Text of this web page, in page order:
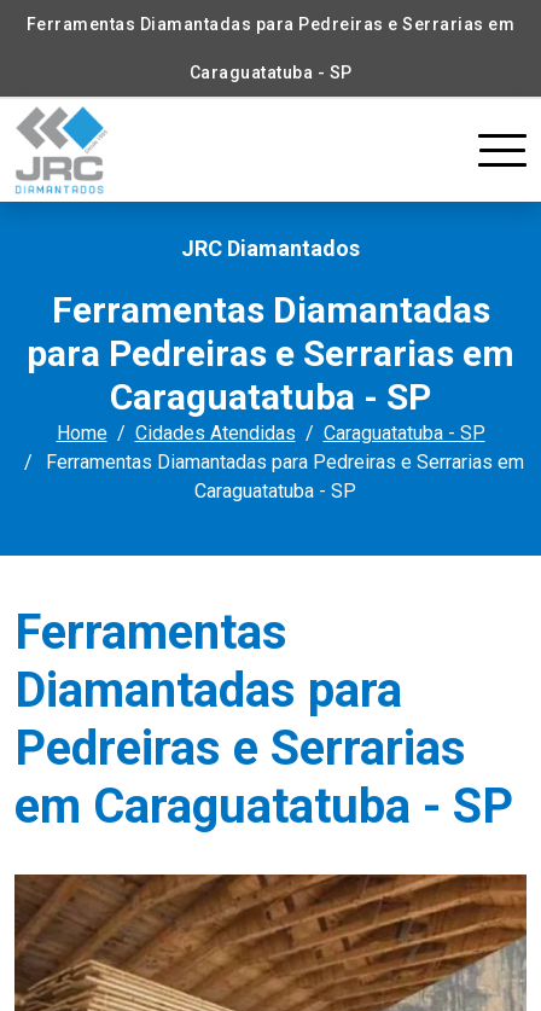
Ferramentas Diamantadas para Pedreiras e Serrarias em
Caraguatatuba - SP
JRC Diamantados
Ferramentas Diamantadas
para Pedreiras e Serrarias em
Caraguatatuba - SP
Home Cidades Atendidas
Caraguatatuba - SP
Ferramentas Diamantadas para Pedreiras e Serrarias em
Caraguatatuba - SP
Ferramentas
Diamantadas para
Pedreiras e Serrarias
em Caraguatatuba - SP